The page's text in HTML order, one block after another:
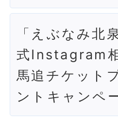
「えぶなみ北
式Instagram
馬追チケット
ントキャンペ